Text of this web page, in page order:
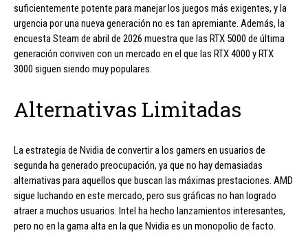
suficientemente potente para manejar los juegos más exigentes, y la
urgencia por una nueva generación no es tan apremiante. Además, la
encuesta Steam de abril de 2026 muestra que las RTX 5000 de última
generación conviven con un mercado en el que las RTX 4000 y RTX
3000 siguen siendo muy populares.
Alternativas Limitadas
La estrategia de Nvidia de convertir a los gamers en usuarios de
segunda ha generado preocupación, ya que no hay demasiadas
alternativas para aquellos que buscan las máximas prestaciones. AMD
sigue luchando en este mercado, pero sus gráficas no han logrado
atraer a muchos usuarios. Intel ha hecho lanzamientos interesantes,
pero no en la gama alta en la que Nvidia es un monopolio de facto.